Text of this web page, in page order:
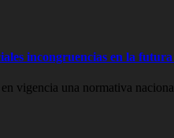
incongruencias en la
vigencia una normativa